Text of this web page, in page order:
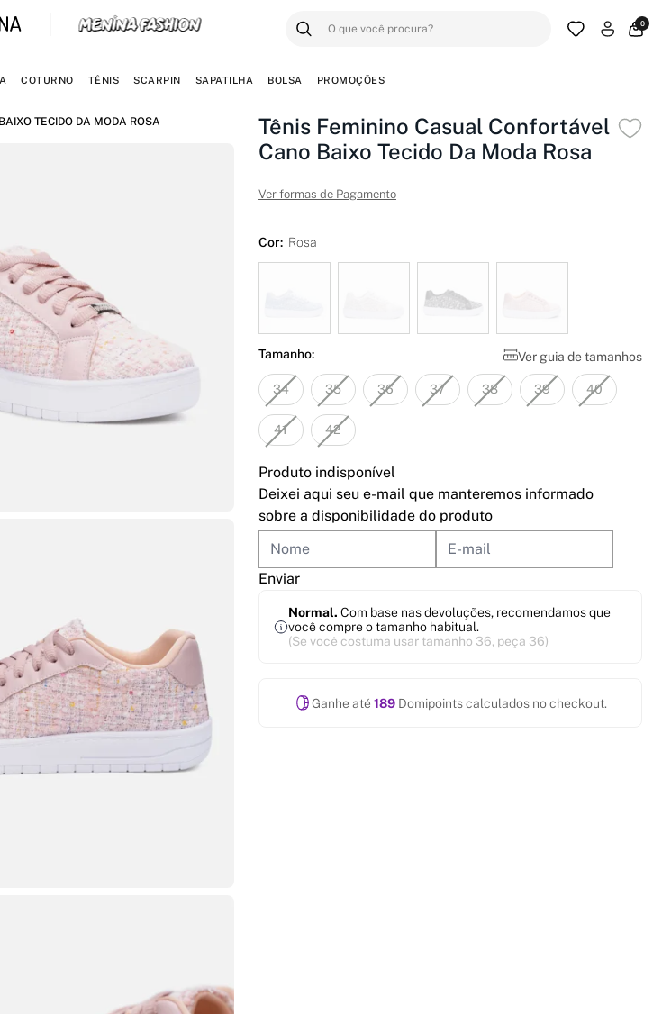
0
COTURNO TÊNIS SCARPIN SAPATILHA BOLSA PROMOÇÕES
TECIDO DA MODA ROSA
Tênis Feminino Casual Confortável
Cano Baixo Tecido Da Moda Rosa
Ver formas de Pagamento
Cor: Rosa
Ver guia de tamanhos
Tamanho:
34 35 36 37 38 39 40
41 42
Produto indisponível
Deixei aqui seu e-mail que manteremos informado
sobre a disponibilidade do produto
Enviar
Normal. Com base nas devoluções, recomendamos que
você compre o tamanho habitual.
(Se você costuma usar tamanho 36, peça 36)
Ganhe até 189Domipoints calculados no checkout.